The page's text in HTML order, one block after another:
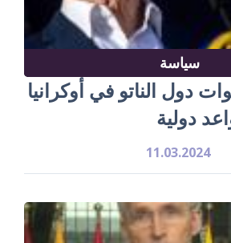
سياسة
دول الناتو في أوكرانيا
دولية
11.03.2024